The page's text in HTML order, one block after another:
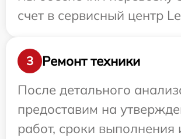
счет в сервисный центр
3
Ремонт техники
После детального
предоставим на
работ, сроки выполнения